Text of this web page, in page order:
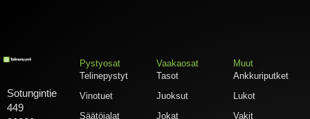
Sotungintie
449
Pystyosat
Telinepystyt
Vinotuet
Säätöjalat
Vaakaosat
Tasot
Juoksut
Jokat
Muut
Ankkuriputket
Lukot
Vakit